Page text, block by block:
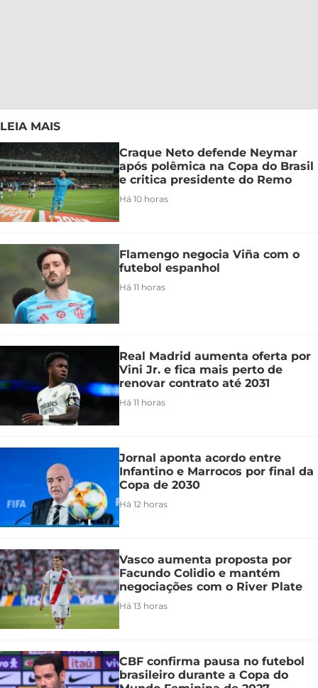
LEIA MAIS
Craque Neto defende Neymar
após polêmica na Copa do Brasil
e critica presidente do Remo
Há 10 horas
Flamengo negocia Viña com o
futebol espanhol
Há 11 horas
Real Madrid aumenta oferta por
Vini Jr. e fica mais perto de
renovar contrato até 2031
Há 11 horas
Jornal aponta acordo entre
Infantino e Marrocos por final da
Copa de 2030
Há 12 horas
Vasco aumenta proposta por
Facundo Colidio e mantém
negociações com o River Plate
Há 13 horas
CBF confirma pausa no futebol
brasileiro durante a Copa do